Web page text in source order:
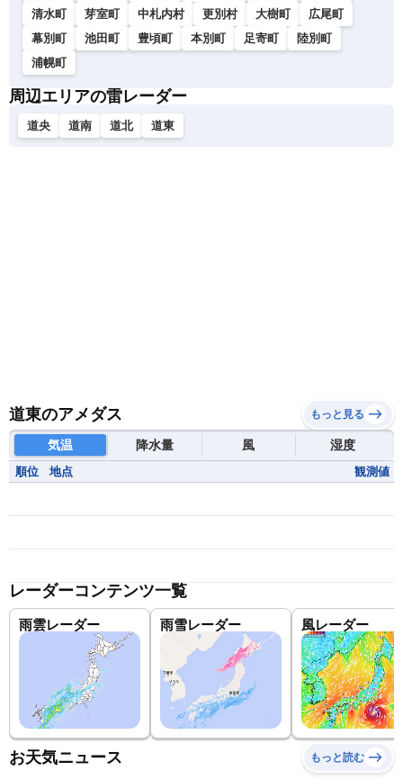
清水町
芽室町 中札内村 更別村 大樹町
広尾町
幕別町
池田町 豊頃町 本別町 足寄町
陸別町
浦幌町
周辺エリアの雷レーダー
道央 道南 道北 道東
道東のアメダス もっと見る
気温 降水量 風 湿度
順位 地点 観測値
レーダーコンテンツ一覧
雨雲レーダー 雨雪レーダー 風レーダー
お天気ニュース もっと読む